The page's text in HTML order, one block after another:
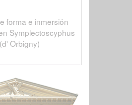
forma e inmersión
Symplectoscyphus
Orbigny)